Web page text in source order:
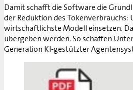
Damit schafft die Software die
der Reduktion des
wirtschaftlichste Modell einsetzen.
übergeben werden. So schaffen
Generation KI-gestützter